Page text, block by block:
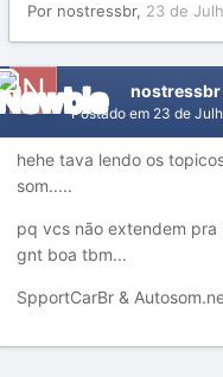
Por nostressbr, 23 de
nostressbr
Postado em 23 de
hehe tava lendo os
som.....
pq vcs não extendem
gnt boa tbm...
SpportCarBr &